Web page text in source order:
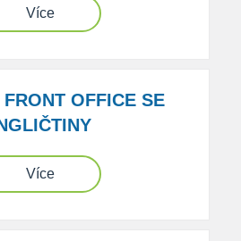
Více
OFFICE SE
Více